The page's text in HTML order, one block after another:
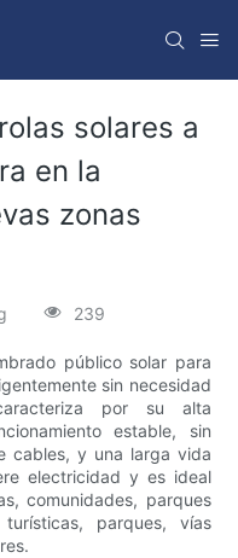
solares a
en la
zonas
239
público solar para
sin necesidad
por su alta
estable, sin
cables, y una larga vida
electricidad y es ideal
comunidades, parques
parques, vías